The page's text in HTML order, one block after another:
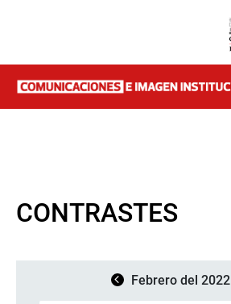
CONTRASTES
Febrero del 2022